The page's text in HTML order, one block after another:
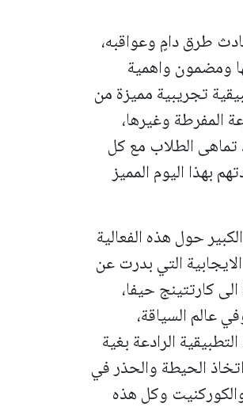
طرق دامٍ وعواقبه،
ومضمون واهمية
تجريبية مميزة من
المفرطة وغيرها،
تماهى الطلاب مع كل
بهذا اليوم المميز
حول هذه الفعالية
التي بدرت عن
كارتتينج حيفا،
عالم السياقة،
الرادعة بغية
الحيطة والحذر في
وكل هذه